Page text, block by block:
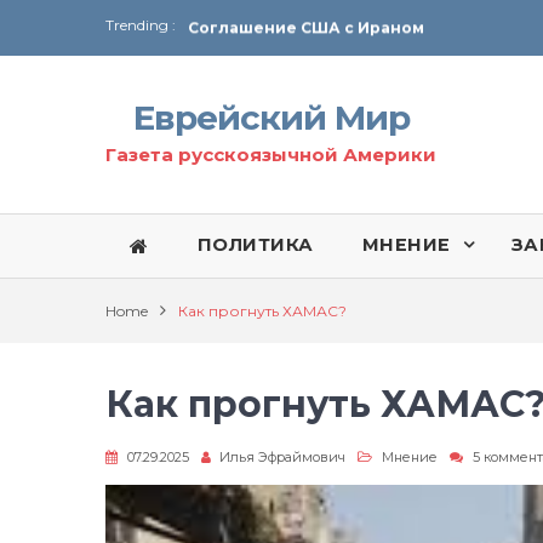
Trending :
Соглашение США с Ираном
Технология Революции в Иране
От Ирана до Ливана и Газы
Еврейский Мир
Газета русскоязычной Америки
ПОЛИТИКА МНЕНИЕ
Home Кaк прогнуть ХАМАС?
Кaк прогнуть ХАМАС?
07.29.2025 Илья Эфраймович Мнение 5